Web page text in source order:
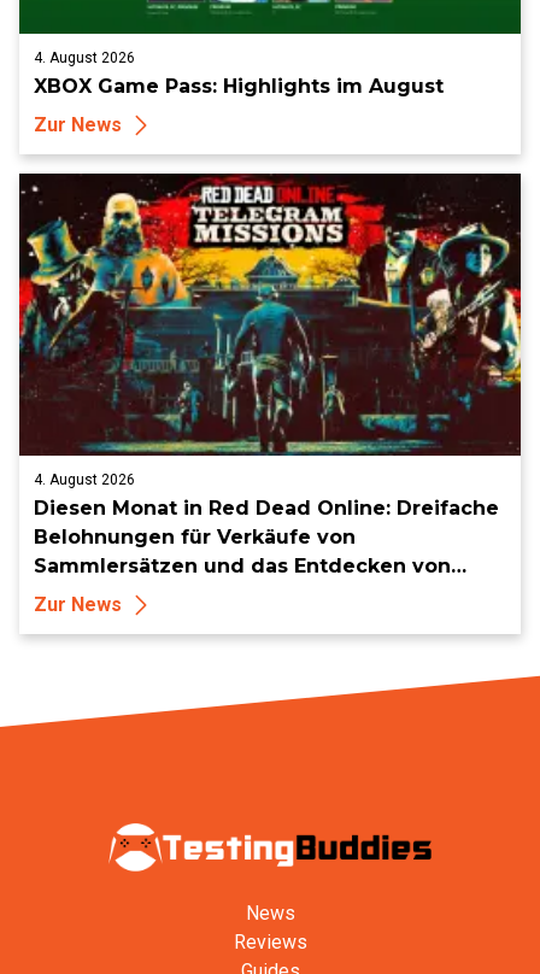
4. August 2026
XBOX Game Pass: Highlights im August
Zur News
4. August 2026
Diesen Monat in Red Dead Online: Dreifache
Belohnungen für Verkäufe von
Sammlersätzen und das Entdecken von
Sammlerstücken, in Telegramm-Missionen
Zur News
News
Reviews